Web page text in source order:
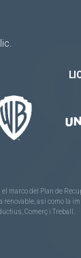
marco del Plan de
así como
Comerç i Treball.